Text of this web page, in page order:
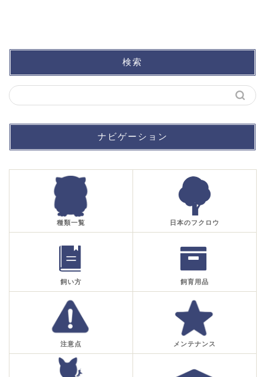
検索
ナビゲーション
種類一覧 日本のフクロウ
飼い方 飼育用品
注意点 メンテナンス